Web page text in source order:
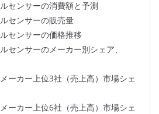
センサーの消費額と予測
センサーの販売量
センサーの価格推移
センサーのメーカー別シェア、
ーカー上位3社（売上高）市場シェ
ーカー上位6社（売上高）市場シェ